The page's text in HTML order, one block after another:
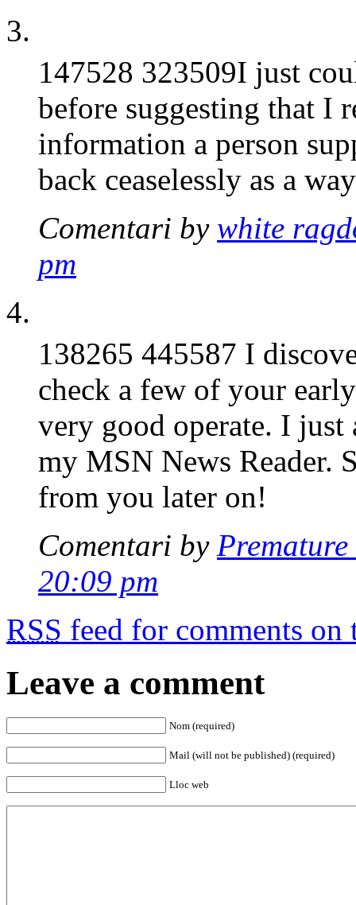
147528 323509I just
before suggesting that I
information a person
back ceaselessly as a
Comentari by white
pm
138265 445587 I
check a few of your
very good operate. I
my MSN News Reader.
from you later on!
Comentari by
20:09 pm
RSS feed for comments on
Leave a comment
Nom (required)
Mail (will not be published) (required)
Lloc web